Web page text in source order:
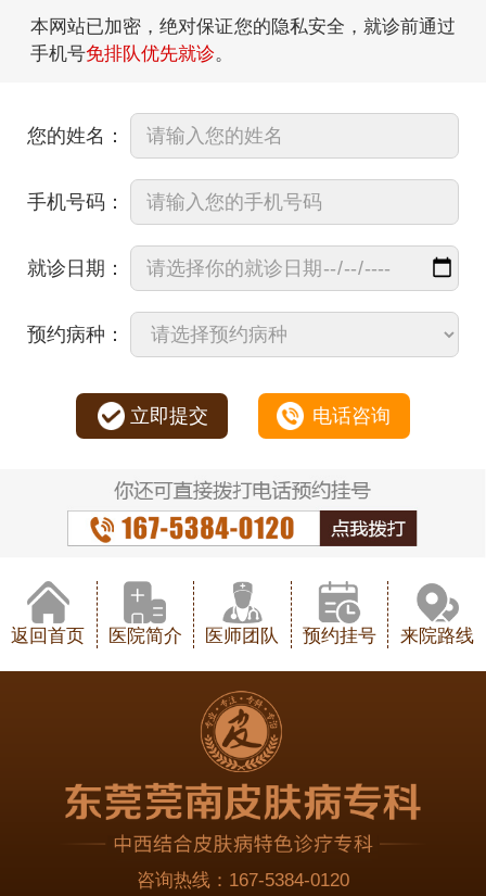
本网站已加密，绝对保证您的隐私安全，就诊前通过
手机号免排队优先就诊。
您的姓名：
手机号码：
就诊日期：
预约病种：
立即提交 电话咨询
返回首页 医院简介 医师团队 预约挂号 来院路线
咨询热线： 167-5384-0120